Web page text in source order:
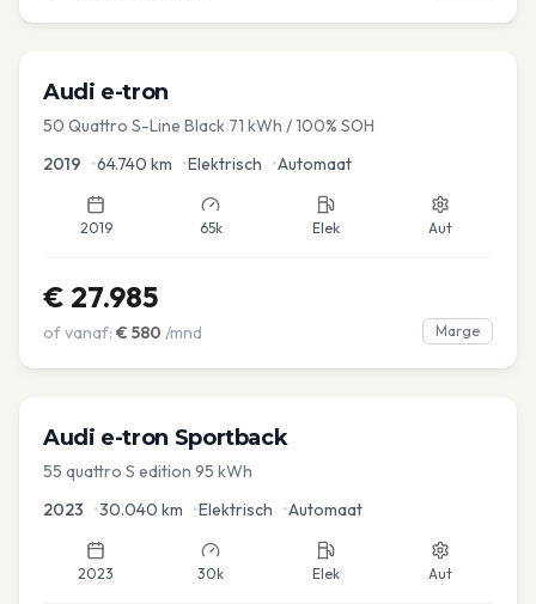
Audi e-tron
50 Quattro S-Line Black 71 kWh / 100% SOH
2019 •64.740 km •Elektrisch •Automaat
2019 65k Elek Aut
€ 27.985
of vanaf: € 580 /mnd Marge
Audi e-tron Sportback
55 quattro S edition 95 kWh
2023 •30.040 km •Elektrisch •Automaat
2023 30k Elek Aut